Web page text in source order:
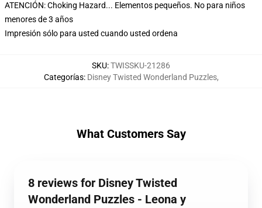
ATENCIÓN: Choking Hazard... Elementos pequeños. No para niños
menores de 3 años
Impresión sólo para usted cuando usted ordena
SKU:TWISSKU-21286
Categorías: Disney Twisted Wonderland Puzzles,
What Customers Say
8 reviews for Disney Twisted
Wonderland Puzzles - Leona y